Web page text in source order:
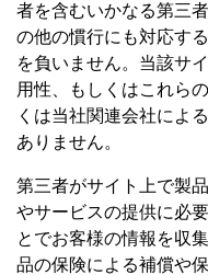
者を含むいかなる第三
の他の慣行にも対応す
を負いません。当該サ
用性、もしくはこれら
くは当社関連会社によ
ありません。
第三者がサイト上で製
やサービスの提供に必
とでお客様の情報を収
品の保険による補償や